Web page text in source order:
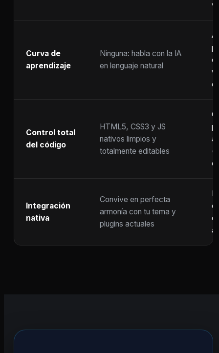
Curva de
aprendizaje
Ninguna: habla con la IA
en lenguaje natural
Control total
del código
HTML5, CSS3 y JS
nativos limpios y
totalmente editables
Integración
nativa
Convive en perfecta
armonía con tu tema y
plugins actuales